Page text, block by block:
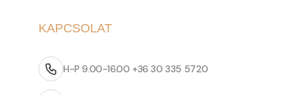
KAPCSOLAT
H-P 9.00-16.00 +36 30 335 5720